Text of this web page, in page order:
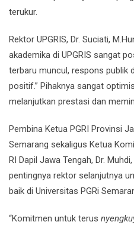
terukur.
Rektor UPGRIS, Dr. Suciati,
akademika di UPGRIS sangat
terbaru muncul, respons publik
positif.” Pihaknya sangat
melanjutkan prestasi dan
Pembina Ketua PGRI Provinsi
Semarang sekaligus Ketua
RI Dapil Jawa Tengah, Dr.
pentingnya rektor selanjutnya
baik di Universitas PGRi
“Komitmen untuk terus